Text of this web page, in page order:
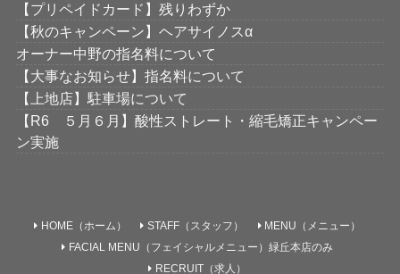
【プリペイドカード】残りわずか
【秋のキャンペーン】ヘアサイノスα
オーナー中野の指名料について
【大事なお知らせ】指名料について
【上地店】駐車場について
【R6 ５月６月】酸性ストレート・縮毛矯正キャンペー
ン実施
HOME（ホーム） STAFF（スタッフ）
MENU（メニュー）
FACIAL MENU（フェイシャルメニュー）緑丘本店のみ
RECRUIT（求人）